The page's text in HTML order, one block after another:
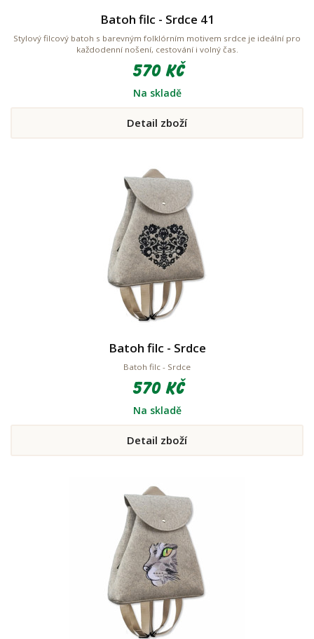
Batoh filc - Srdce 41
Stylový filcový batoh s barevným folklórním motivem srdce je ideální pro
každodenní nošení, cestování i volný čas.
570 Kč
Na skladě
Detail zboží
Batoh filc - Srdce
Batoh filc - Srdce
570 Kč
Na skladě
Detail zboží